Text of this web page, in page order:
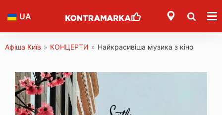
UA
Афіша Київ » КОНЦЕРТИ » Найкрасивіша музика з кіно